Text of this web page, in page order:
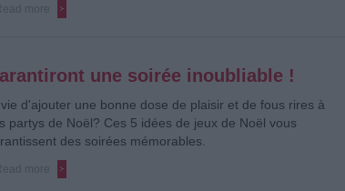
une soirée inoubliable !
d'ajouter une bonne dose de plaisir et de fous rires à
partys de Noël? Ces 5 idées de jeux de Noël vous
des soirées mémorables.